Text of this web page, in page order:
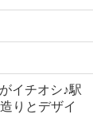
イチオシ♪駅
りとデザイ